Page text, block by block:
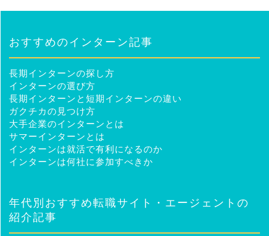
おすすめのインターン記事
長期インターンの探し方
インターンの選び方
長期インターンと短期インターンの違い
ガクチカの見つけ方
大手企業のインターンとは
サマーインターンとは
インターンは就活で有利になるのか
インターンは何社に参加すべきか
年代別おすすめ転職サイト・エージェントの
紹介記事